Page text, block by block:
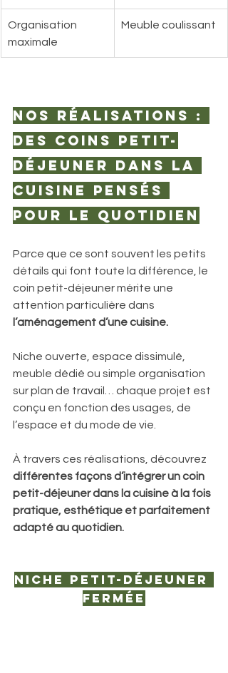
Organisation
maximale
Meuble coulissant
Nos réalisations :
des coins petit-
déjeuner dans la
cuisine pensés
pour le quotidien
Parce que ce sont souvent les petits
détails qui font toute la différence, le
coin petit-déjeuner mérite une
attention particulière dans
l’aménagement d’une cuisine.
Niche ouverte, espace dissimulé,
meuble dédié ou simple organisation
sur plan de travail… chaque projet est
conçu en fonction des usages, de
l’espace et du mode de vie.
À travers ces réalisations, découvrez
différentes façons d’intégrer un coin
petit-déjeuner dans la cuisine à la fois
pratique, esthétique et parfaitement
adapté au quotidien.
Niche petit-déjeuner
fermée